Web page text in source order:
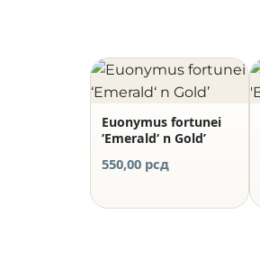
Euonymus fortunei
‘Emerald‘ n Gold’
550,00 рсд